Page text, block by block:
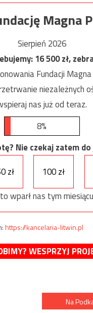
Magna
Sierpień 2026
16 500zł,
Fundacji
niezależnych
nas już od teraz.
8%
Nie czekaj zatem
zł 100 zł
wparł nas tym
https://kancelaria-litwin.pl
WESPRZYJ
Na